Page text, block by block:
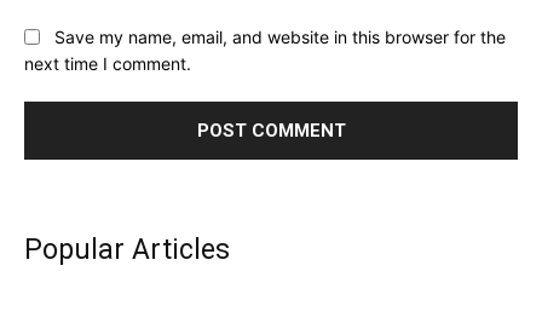
Save my name, email, and website in this browser for the
next time I comment.
Popular Articles